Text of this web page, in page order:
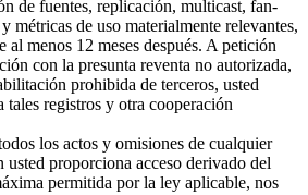
de fuentes, replicación, multicast, fan-
métricas de uso materialmente relevantes,
al menos 12 meses después. A petición
con la presunta reventa no autorizada,
prohibida de terceros, usted
tales registros y otra cooperación
los actos y omisiones de cualquier
usted proporciona acceso derivado del
permitida por la ley aplicable, nos